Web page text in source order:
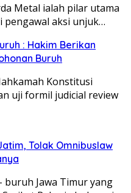
Metal ialah pilar utama
pengawal aksi unjuk…
: Hakim Berikan
Buruh
Konstitusi
uji formil judicial review
Tolak Omnibuslaw
buruh Jawa Timur yang